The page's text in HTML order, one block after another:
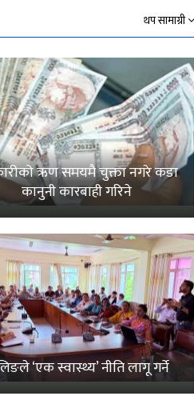
थप सामाग्री
ऋण समयमै चुक्ता नगरे कडा
कानुनी कारबाही गरिने
‘एक स्वास्थ्य’ नीति लागू गर्ने